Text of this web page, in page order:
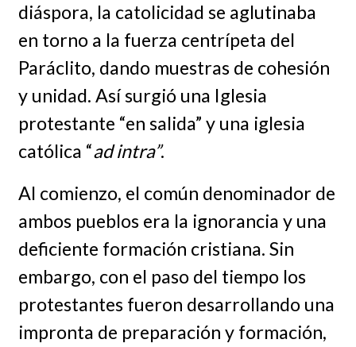
diáspora, la catolicidad se aglutinaba
en torno a la fuerza centrípeta del
Paráclito, dando muestras de cohesión
y unidad. Así surgió una Iglesia
protestante “en salida” y una iglesia
católica “ad intra”.
Al comienzo, el común denominador de
ambos pueblos era la ignorancia y una
deficiente formación cristiana. Sin
embargo, con el paso del tiempo los
protestantes fueron desarrollando una
impronta de preparación y formación,